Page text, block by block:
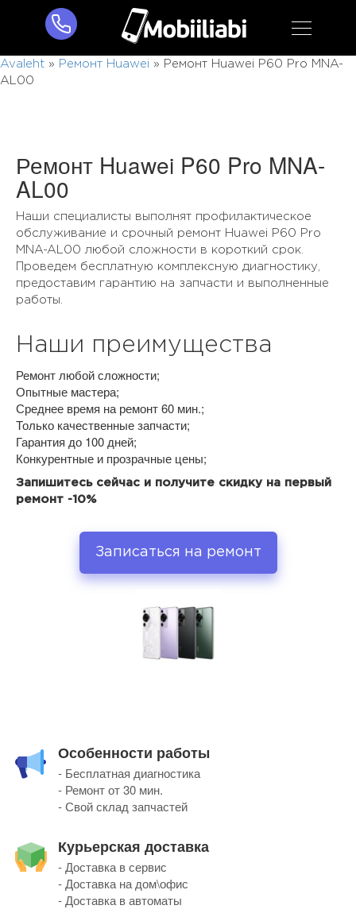
Avaleht » Ремонт Huawei »
Ремонт Huawei P60 Pro MNA-
AL00
Ремонт Huawei P60 Pro MNA-
AL00
Наши специалисты выполнят профилактическое
обслуживание и срочный ремонт Huawei P60 Pro
MNA-AL00 любой сложности в короткий срок.
Проведем бесплатную комплексную диагностику,
предоставим гарантию на запчасти и выполненные
работы.
Наши преимущества
Ремонт любой сложности;
Опытные мастера;
Среднее время на ремонт 60 мин.;
Только качественные запчасти;
Гарантия до 100 дней;
Конкурентные и прозрачные цены;
Запишитесь сейчас и получите скидку на первый
ремонт -10%
Записаться на ремонт
Особенности работы
- Бесплатная диагностика
- Ремонт от 30 мин.
- Свой склад запчастей
Курьерская доставка
- Доставка в сервис
- Доставка на дом\офис
- Доставка в автоматы